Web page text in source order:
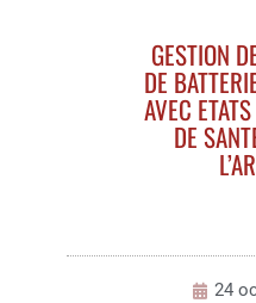
GESTION
DE
AVEC
DE
24